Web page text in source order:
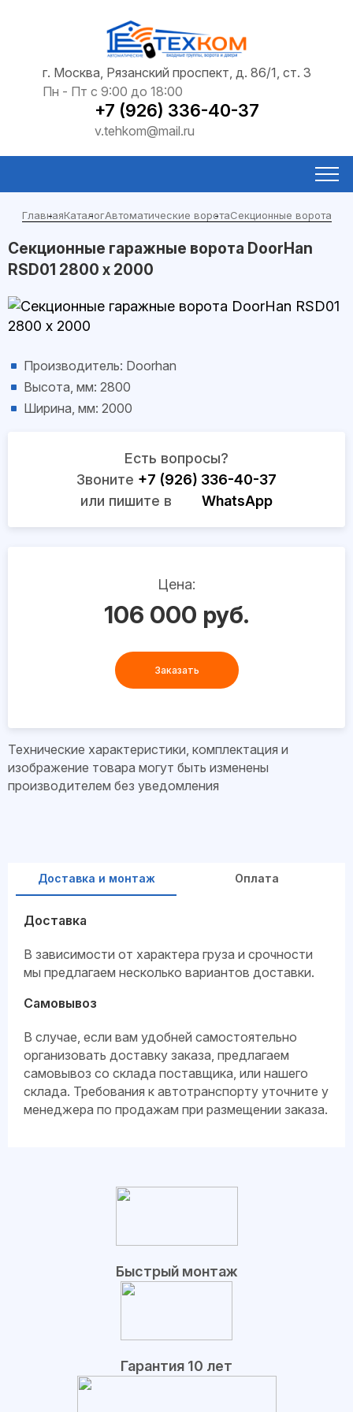
г. Москва, Рязанский проспект, д. 86/1, ст. 3
Пн - Пт с 9:00 до 18:00
+7 (926) 336-40-37
v.tehkom@mail.ru
ГлавнаяКаталогАвтоматические воротаСекционные ворота
Секционные гаражные ворота DoorHan
RSD01 2800 х 2000
Производитель: Doorhan
Высота, мм: 2800
Ширина, мм: 2000
Есть вопросы?
Звоните +7 (926) 336-40-37
или пишите в
WhatsApp
Цена:
106 000 руб.
Заказать
Технические характеристики, комплектация и
изображение товара могут быть изменены
производителем без уведомления
Доставка и монтаж Оплата
Доставка
В зависимости от характера груза и срочности
мы предлагаем несколько вариантов доставки.
Самовывоз
В случае, если вам удобней самостоятельно
организовать доставку заказа, предлагаем
самовывоз со склада поставщика, или нашего
склада. Требования к автотранспорту уточните у
менеджера по продажам при размещении заказа.
Быстрый монтаж
Гарантия 10 лет